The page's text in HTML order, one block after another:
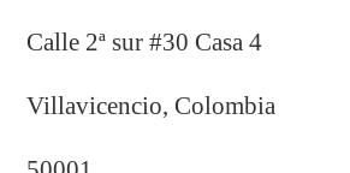
Calle 2ª sur #30 Casa 4
Villavicencio, Colombia